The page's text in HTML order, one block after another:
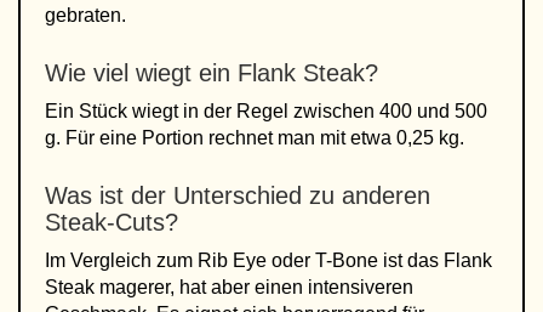
gebraten.
Wie viel wiegt ein Flank Steak?
Ein Stück wiegt in der Regel zwischen 400 und 500
g. Für eine Portion rechnet man mit etwa 0,25 kg.
Was ist der Unterschied zu anderen
Steak-Cuts?
Im Vergleich zum Rib Eye oder T-Bone ist das Flank
Steak magerer, hat aber einen intensiveren